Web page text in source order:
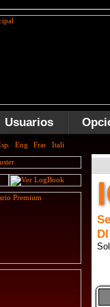
Usuarios